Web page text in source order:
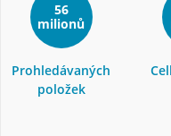
56
milionů
Prohledávaných
položek